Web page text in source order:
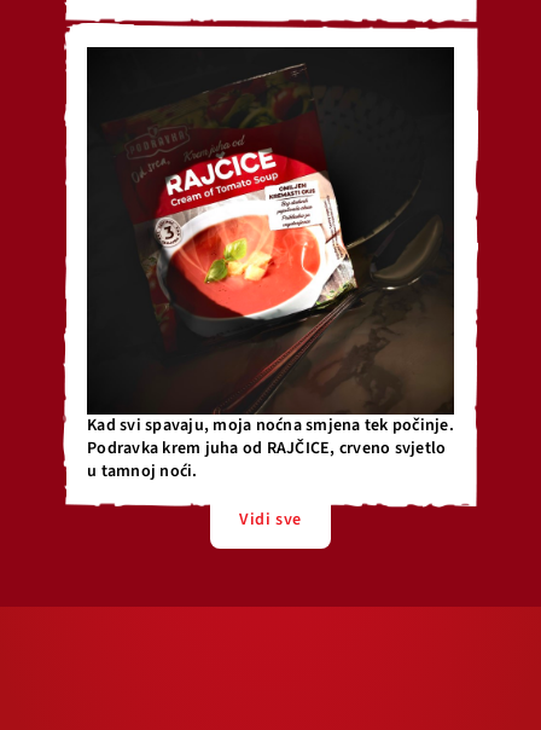
Kad svi spavaju, moja noćna smjena tek počinje.
Podravka krem juha od RAJČICE, crveno svjetlo
u tamnoj noći.
Vidi sve